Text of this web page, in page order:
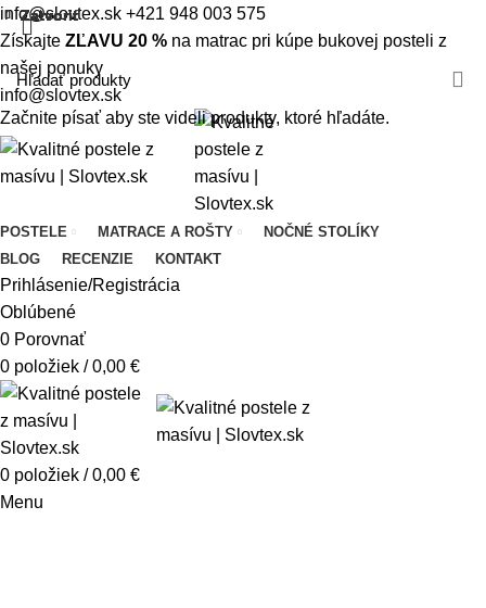
info@slovtex.sk +421 948 003 575
Získajte ZĽAVU 20 % na matrac pri kúpe bukovej posteli z
našej ponuky
info@slovtex.sk
POSTELE MATRACE A ROŠTY
NOČNÉ STOLÍKY
BLOG
RECENZIE KONTAKT
Prihlásenie/Registrácia
Oblúbené
0 Porovnať
0 položiek / 0,00 €
0 položiek / 0,00 €
Menu
Zatvoriť
Zatvoriť
Zatvoriť
Zatvoriť
Zatvoriť
Zatvoriť
Zatvoriť
Zatvoriť
Začnite písať aby ste videli produkty, ktoré hľadáte.